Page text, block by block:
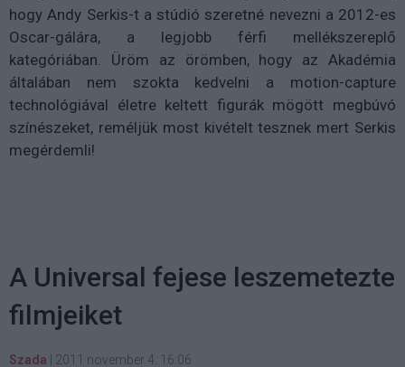
hogy Andy Serkis-t a stúdió szeretné nevezni a 2012-es
Oscar-gálára, a legjobb férfi mellékszereplő
kategóriában. Üröm az örömben, hogy az Akadémia
általában nem szokta kedvelni a motion-capture
technológiával életre keltett figurák mögött megbúvó
színészeket, reméljük most kivételt tesznek mert Serkis
megérdemli!
A Universal fejese leszemetezte
filmjeiket
Szada 2011 november 4. 16:06